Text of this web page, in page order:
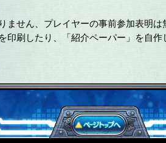
ません、プレイヤーの事前参加表明は
印刷したり、「紹介ペーパー」を自